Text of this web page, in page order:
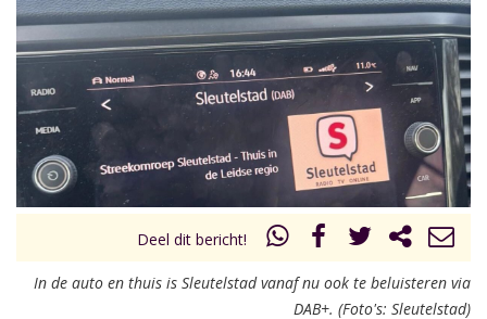
De avond van Sleutelstad
18.00 - 21.00 uur
Vorig uur
uur 1 van 0 Volgend uur
Deel dit bericht!
In de auto en thuis is Sleutelstad vanaf nu ook te beluisteren via
DAB+. (Foto's: Sleutelstad)